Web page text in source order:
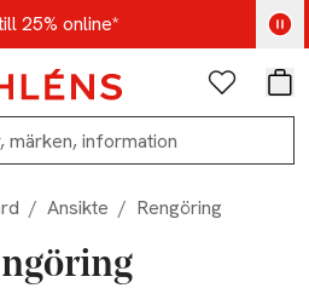
25% online*
- Shoppa nu
Favoriter
/ Ansikte / Rengöring